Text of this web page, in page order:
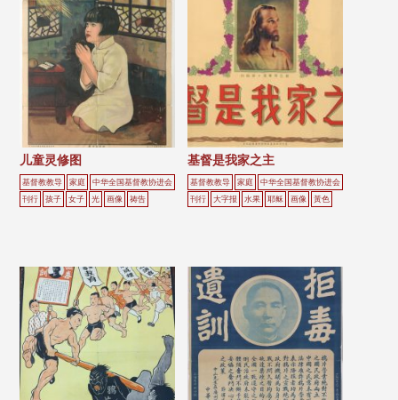
儿童灵修图
基督教教导 家庭
中华全国基督教协进会
刊行
孩子 女子 光 画像 祷告
基督是我家之主
基督教教导 家庭
中华全国基督教协进会
刊行
大字报 水果 耶稣 画像 黃色